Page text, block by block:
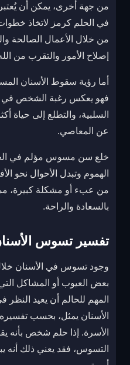
من جهة أخرى، يمكن أن
في الحلم كرمز لاتخاذ
من خلال الأعمال الصالحة
إصلاح الأمور والتقرب من
أما رؤية سقوط الأسنان
فهو يعكس رغبة الشخص في
السلبية، والتطلع إلى حياة
عن المعاصي.
خلع سن مسوس مؤلم في
الهموم وتبدل الأحوال نحو
من عبء أو مشكلة كبيرة،
بالسعادة والراحة.
تفسير تسوس
وجود تسوس في الأسنان
بعض العيوب أو المشاكل
المهم للحالم أن يعيد
الأسنان يمثل، بحسب
الأسرة. إذا حلم شخص بأنه
التسوس، فقد يعني ذلك أنه